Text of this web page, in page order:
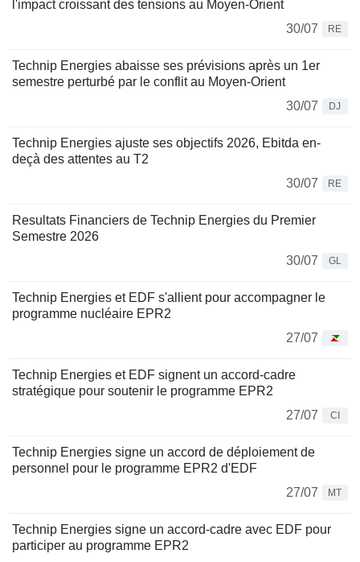
l'impact croissant des tensions au Moyen-Orient
30/07
RE
Technip Energies abaisse ses prévisions après un 1er
semestre perturbé par le conflit au Moyen-Orient
30/07
DJ
Technip Energies ajuste ses objectifs 2026, Ebitda en-
deçà des attentes au T2
30/07
RE
Resultats Financiers de Technip Energies du Premier
Semestre 2026
30/07
GL
Technip Energies et EDF s'allient pour accompagner le
programme nucléaire EPR2
27/07
Technip Energies et EDF signent un accord-cadre
stratégique pour soutenir le programme EPR2
27/07
CI
Technip Energies signe un accord de déploiement de
personnel pour le programme EPR2 d'EDF
27/07
MT
Technip Energies signe un accord-cadre avec EDF pour
participer au programme EPR2